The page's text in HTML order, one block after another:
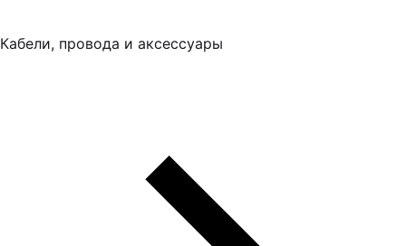
Кабели, провода и аксессуары